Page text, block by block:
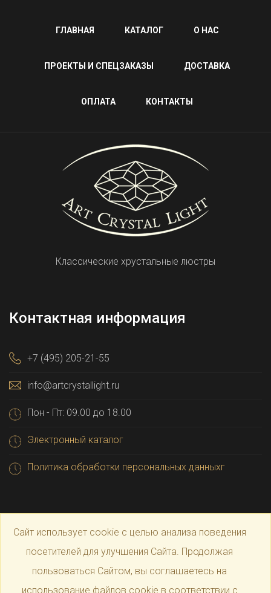
ГЛАВНАЯ КАТАЛОГ О НАС
ПРОЕКТЫ И СПЕЦЗАКАЗЫ ДОСТАВКА
ОПЛАТА КОНТАКТЫ
Классические хрустальные люстры
Контактная информация
+7 (495) 205-21-55
info@artcrystallight.ru
Пон - Пт: 09.00 до 18.00
Электронный каталог
Политика обработки персональных данныхг
Сайт использует cookie с целью анализа поведения
посетителей для улучшения Сайта. Продолжая
пользоваться Сайтом, вы соглашаетесь на
использование файлов cookie в соответствии с